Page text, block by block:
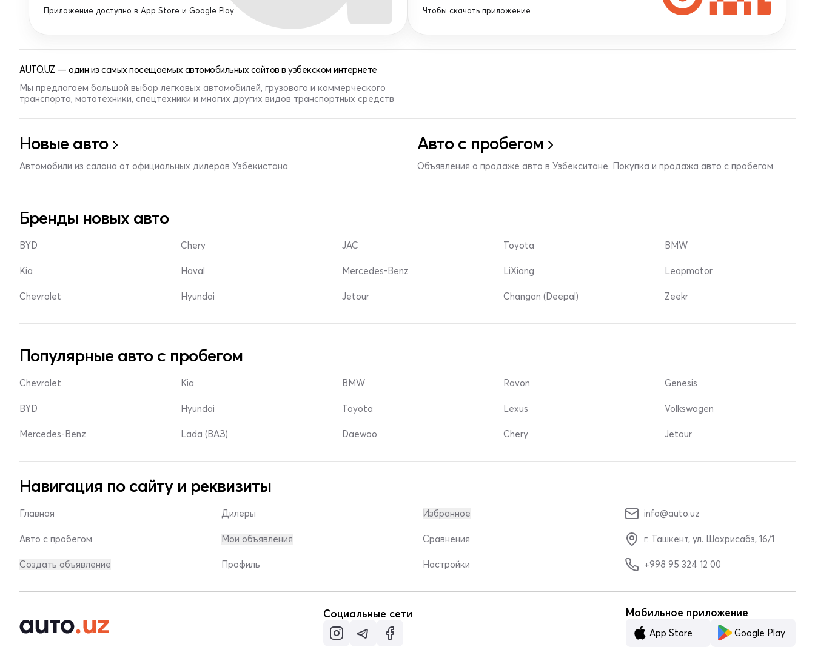
Приложение доступно в App Store и Google Play Чтобы скачать приложение
AUTO.UZ — один из самых посещаемых автомобильных сайтов в узбекском интернете
Мы предлагаем большой выбор легковых автомобилей, грузового и коммерческого
транспорта, мототехники, спецтехники и многих других видов транспортных средств
Новые авто
Автомобили из салона от официальных дилеров Узбекистана
Авто с пробегом
Объявления о продаже авто в Узбекситане. Покупка и продажа авто с пробегом
Бренды новых авто
BYD
Kia
Chevrolet
Chery
Haval
Hyundai
JAC
Mercedes-Benz
Jetour
Toyota
LiXiang
Changan (Deepal)
BMW
Leapmotor
Zeekr
Популярные авто с пробегом
Chevrolet
BYD
Mercedes-Benz
Kia
Hyundai
Lada (ВАЗ)
BMW
Toyota
Daewoo
Ravon
Lexus
Chery
Genesis
Volkswagen
Jetour
Навигация по сайту и реквизиты
Главная
Авто с пробегом
Создать объявление
Дилеры
Мои объявления
Профиль
Избранное
Сравнения
Настройки
info@auto.uz
г. Ташкент, ул. Шахрисабз, 16/1
+998 95 324 12 00
Социальные сети Мобильное приложение
App Store Google Play